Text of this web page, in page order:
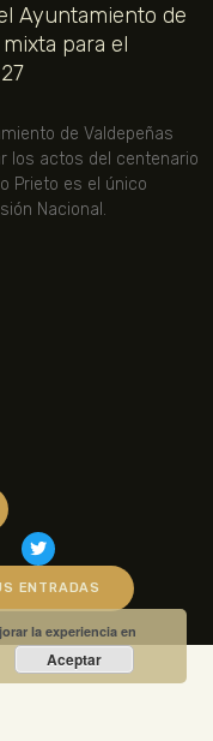
Ayuntamiento de
para el
de Valdepeñas
los actos del centenario
Prieto es el único
Nacional.
ENTRADAS
la experiencia en
Aceptar